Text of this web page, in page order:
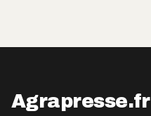
Agrapresse.fr